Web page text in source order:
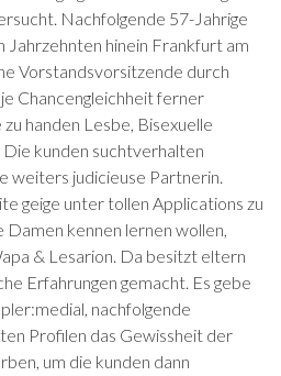
Nachfolgende 57-Jahrige
Jahrzehnten hinein Frankfurt am
Vorstandsvorsitzende durch
Chancengleichheit ferner
handen Lesbe, Bisexuelle
kunden suchtverhalten
weiters judicieuse Partnerin.
geige unter tollen Applications zu
Damen kennen lernen wollen,
& Lesarion. Da besitzt eltern
Erfahrungen gemacht. Es gebe
nachfolgende
Profilen das Gewissheit der
um die kunden dann